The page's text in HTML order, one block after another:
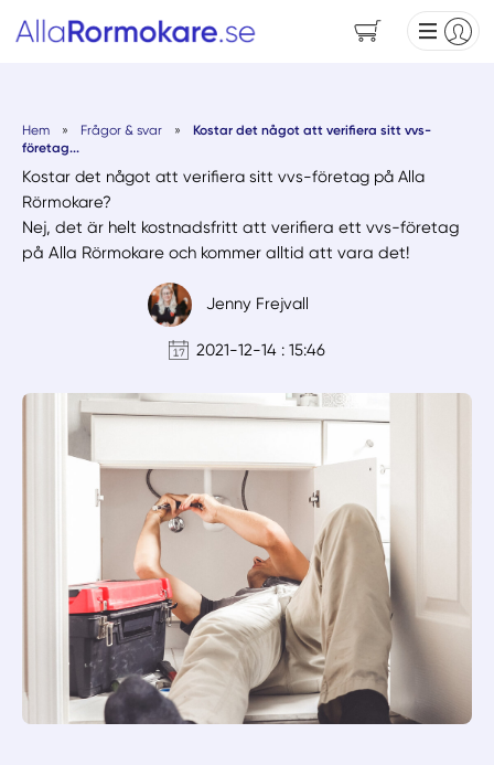
Hem » Frågor & svar »
Kostar det något att verifiera sitt vvs-
företag...
Kostar det något att verifiera sitt vvs-företag på Alla
Rörmokare?
Nej, det är helt kostnadsfritt att verifiera ett vvs-företag
på Alla Rörmokare och kommer alltid att vara det!
Jenny Frejvall
2021-12-14 : 15:46